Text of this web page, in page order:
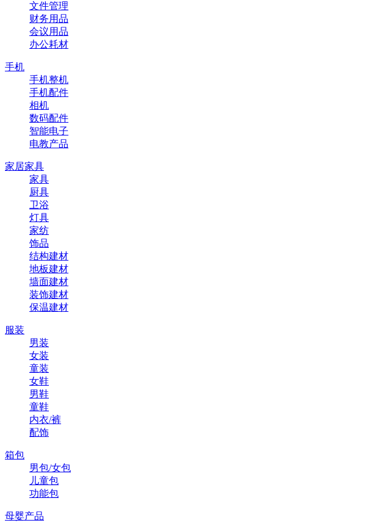
文件管理
财务用品
会议用品
办公耗材
手机
手机整机
手机配件
相机
数码配件
智能电子
电教产品
家居家具
家具
厨具
卫浴
灯具
家纺
饰品
结构建材
地板建材
墙面建材
装饰建材
保温建材
服装
男装
女装
童装
女鞋
男鞋
童鞋
内衣/裤
配饰
箱包
男包/女包
儿童包
功能包
母婴产品